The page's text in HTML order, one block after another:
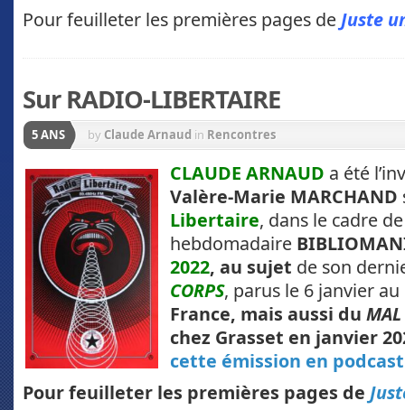
Pour feuilleter les premières pages deJuste
Sur RADIO-LIBERTAIRE
5 ANS by Claude Arnaud in Rencontres
CLAUDE ARNAUD a été
Valère-Marie MARCHAND
Libertaire, dans le cadre
hebdomadaire
2022, au sujet de son
CORPS, parus le 6 janvier au
France, mais aussi du MAL
chez Grasset en janvier
cette émission en
Pour feuilleter les premières pages de